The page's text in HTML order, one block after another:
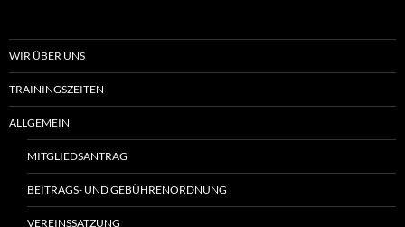
WIR ÜBER UNS
TRAININGSZEITEN
ALLGEMEIN
MITGLIEDSANTRAG
BEITRAGS- UND GEBÜHRENORDNUNG
VEREINSSATZUNG